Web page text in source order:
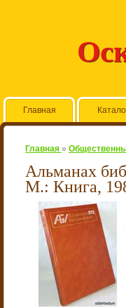
Главная
Главная »
Альманах
М.: Книга,